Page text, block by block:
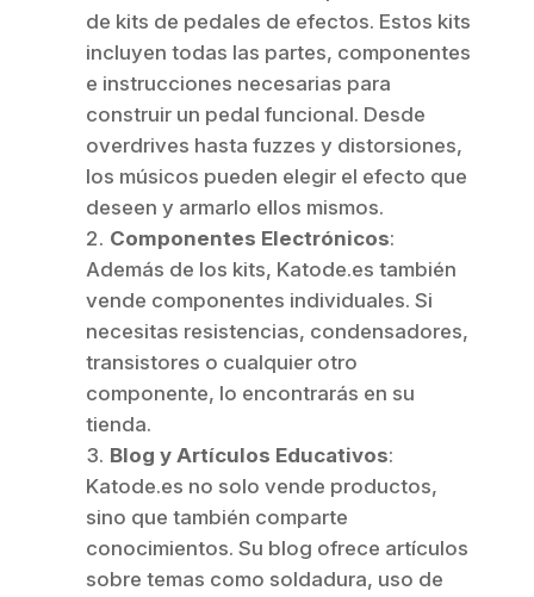
de kits de pedales de efectos. Estos kits
incluyen todas las partes, componentes
e instrucciones necesarias para
construir un pedal funcional. Desde
overdrives hasta fuzzes y distorsiones,
los músicos pueden elegir el efecto que
deseen y armarlo ellos mismos.
Componentes Electrónicos:
Además de los kits, Katode.es también
vende componentes individuales. Si
necesitas resistencias, condensadores,
transistores o cualquier otro
componente, lo encontrarás en su
tienda.
Blog y Artículos Educativos:
Katode.es no solo vende productos,
sino que también comparte
conocimientos. Su blog ofrece artículos
sobre temas como soldadura, uso de